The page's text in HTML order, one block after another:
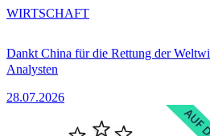
Dankt China für die Rettung der
Analysten
28.07.2026
WIRTSCHAFT